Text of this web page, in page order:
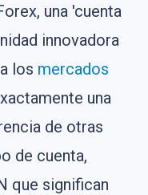
una 'cuenta
innovadora
los mercados
una
de otras
de cuenta,
que significan